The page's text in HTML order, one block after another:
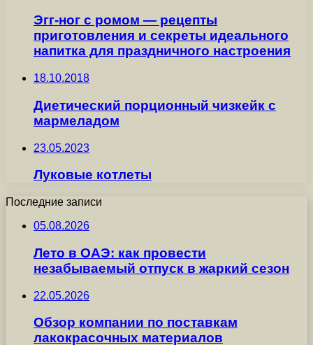
Эгг-ног с ромом — рецепты
приготовления и секреты идеального
напитка для праздничного настроения
18.10.2018
Диетический порционный чизкейк с
мармеладом
23.05.2023
Луковые котлеты
Последние записи
05.08.2026
Лето в ОАЭ: как провести
незабываемый отпуск в жаркий сезон
22.05.2026
Обзор компании по поставкам
лакокрасочных материалов